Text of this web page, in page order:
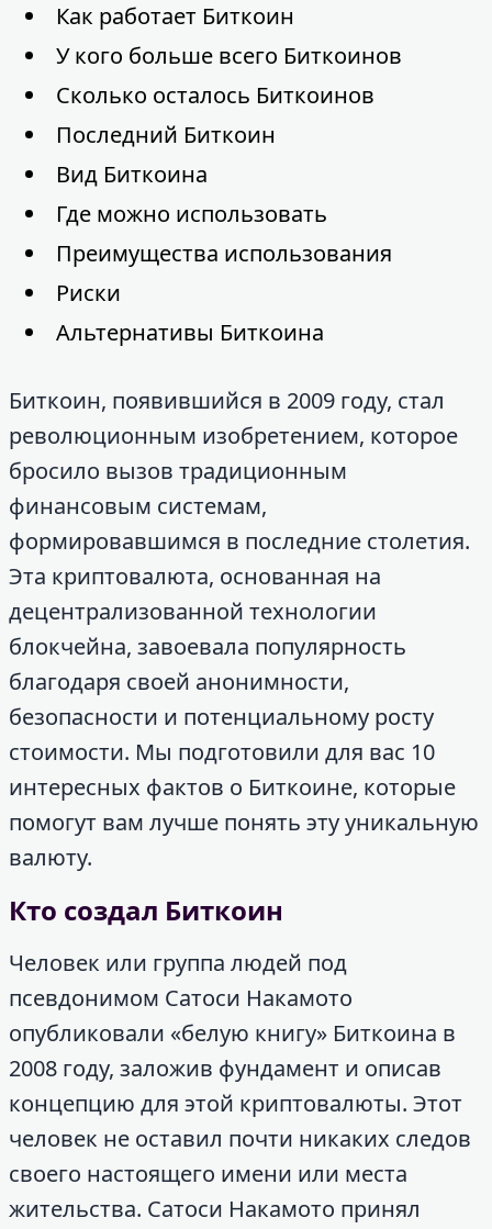
Как работает Биткоин
У кого больше всего Биткоинов
Сколько осталось Биткоинов
Последний Биткоин
Вид Биткоина
Где можно использовать
Преимущества использования
Риски
Альтернативы Биткоина
Биткоин, появившийся в 2009 году, стал
революционным изобретением, которое
бросило вызов традиционным
финансовым системам,
формировавшимся в последние столетия.
Эта криптовалюта, основанная на
децентрализованной технологии
блокчейна, завоевала популярность
благодаря своей анонимности,
безопасности и потенциальному росту
стоимости. Мы подготовили для вас 10
интересных фактов о Биткоине, которые
помогут вам лучше понять эту уникальную
валюту.
Кто создал Биткоин
Человек или группа людей под
псевдонимом Сатоси Накамото
опубликовали «белую книгу» Биткоина в
2008 году, заложив фундамент и описав
концепцию для этой криптовалюты. Этот
человек не оставил почти никаких следов
своего настоящего имени или места
жительства. Сатоси Накамото принял